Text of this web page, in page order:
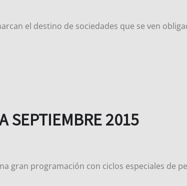
el destino de sociedades que se ven
SEPTIEMBRE 2015
gran programación con ciclos especiales de